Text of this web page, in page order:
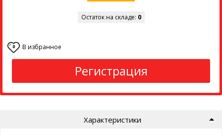
Остаток на складе: 0
0 В избранное
Регистрация
Характеристики